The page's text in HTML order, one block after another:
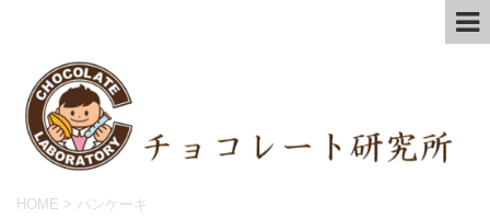
HOME > パンケーキ